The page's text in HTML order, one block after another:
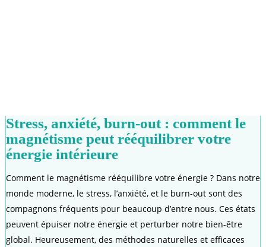
Stress, anxiété, burn-out : comment le
magnétisme peut rééquilibrer votre
énergie intérieure
Comment le magnétisme rééquilibre votre énergie ? Dans notre
monde moderne, le stress, l’anxiété, et le burn-out sont des
compagnons fréquents pour beaucoup d’entre nous. Ces états
peuvent épuiser notre énergie et perturber notre bien-être
global. Heureusement, des méthodes naturelles et efficaces